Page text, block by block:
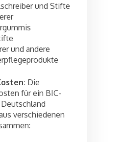
und Stifte
und andere
Die
für ein BIC-
verschiedenen